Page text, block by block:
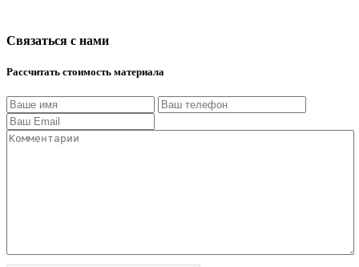
Связаться с нами
Рассчитать стоимость материала